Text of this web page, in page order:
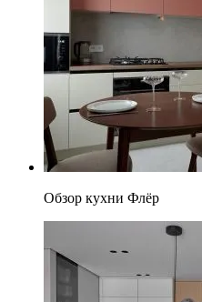
Обзор кухни Флёр